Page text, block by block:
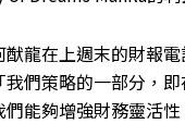
龍在上週末的財報
們策略的一部分，
能夠增強財務靈活